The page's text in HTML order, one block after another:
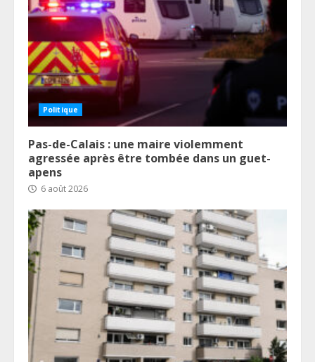
Politique
Pas-de-Calais : une maire violemment
agressée après être tombée dans un guet-
apens
6 août 2026